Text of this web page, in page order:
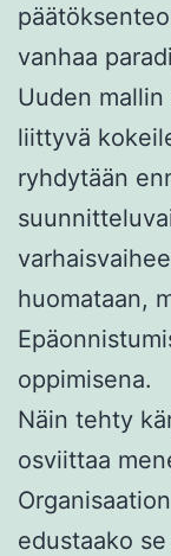
vanhaa
Uuden
liittyvä
ryhdytään
huomataan,
oppimisena.
Näin tehty
osviittaa
edustaako